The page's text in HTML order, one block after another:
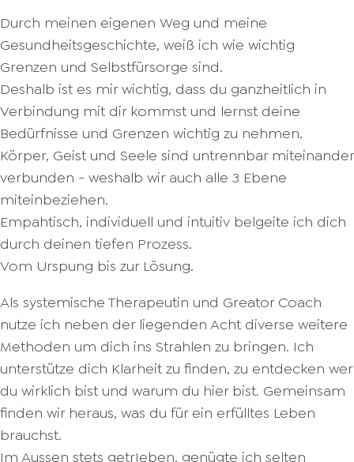
Durch meinen eigenen Weg und meine
Gesundheitsgeschichte, weiß ich wie wichtig
Grenzen und Selbstfürsorge sind.
Deshalb ist es mir wichtig, dass du ganzheitlich in
Verbindung mit dir kommst und lernst deine
Bedürfnisse und Grenzen wichtig zu nehmen.
Körper, Geist und Seele sind untrennbar miteinander
verbunden - weshalb wir auch alle 3 Ebene
miteinbeziehen.
Empahtisch, individuell und intuitiv belgeite ich dich
durch deinen tiefen Prozess.
Vom Urspung bis zur Lösung.
Als systemische Therapeutin und Greator Coach
nutze ich neben der liegenden Acht diverse weitere
Methoden um dich ins Strahlen zu bringen. Ich
unterstütze dich Klarheit zu finden, zu entdecken wer
du wirklich bist und warum du hier bist. Gemeinsam
finden wir heraus, was du für ein erfülltes Leben
brauchst.
Im Aussen stets getrIeben, genügte ich selten